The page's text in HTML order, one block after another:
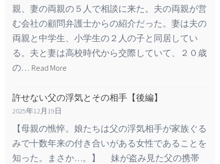
親、妻の両親の５人で相談に来た。夫の両親が営
む会社の顧問弁護士からの紹介だった。妻は夫の
両親と中学生、小学生の２人の子と同居してい
る。夫と妻は高校時代から交際していて、２０歳
の… Read More
許せない父の浮気とその相手【後編】
2025年12月19日
【母親の憔悴。娘たちは父の浮気相手が家族ぐる
みで十数年来の付き合いがある女性であることを
知った。まさか…。】 妹が盗み見た父の携帯